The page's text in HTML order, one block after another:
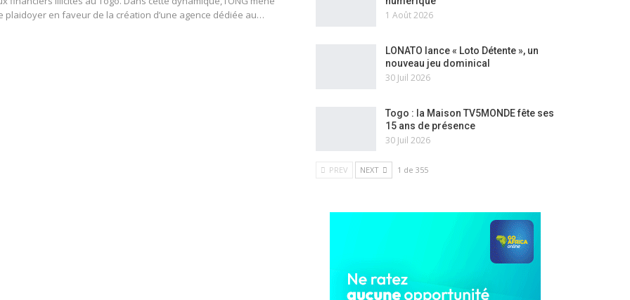
plaidoyer en faveur de la création d’une agence dédiée au…
1 Août 2026
LONATO lance « Loto Détente », un
nouveau jeu dominical
30 Juil 2026
Togo : la Maison TV5MONDE fête ses
15 ans de présence
30 Juil 2026
PREV NEXT 1 de 355